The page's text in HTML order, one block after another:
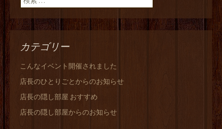
カテゴリー
こんなイベント開催されました
店長のひとりごとからのお知らせ
店長の隠し部屋 おすすめ
店長の隠し部屋からのお知らせ